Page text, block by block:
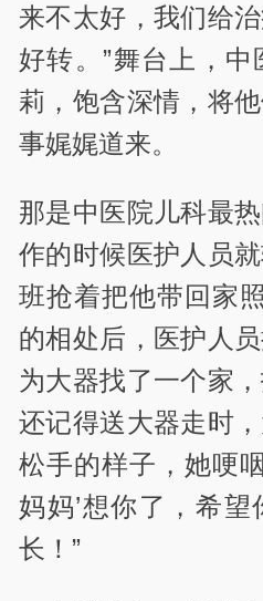
来不太好，我们给
好转。”舞台上，
莉，饱含深情，将
事娓娓道来。
那是中医院儿科最
作的时候医护人员
班抢着把他带回家
的相处后，医护人
为大器找了一个家
还记得送大器走时
松手的样子，她哽
妈妈’想你了，希
长！”